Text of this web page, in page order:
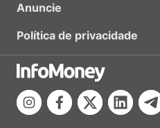
Anuncie
Política de privacidade